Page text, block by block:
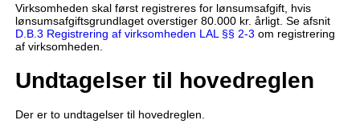
Virksomheden skal først registreres for lønsumsafgift, hvis
lønsumsafgiftsgrundlaget overstiger 80.000 kr. årligt. Se afsnit
D.B.3 Registrering af virksomheden LAL §§ 2-3 om registrering
af virksomheden.
Undtagelser til hovedreglen
Der er to undtagelser til hovedreglen.